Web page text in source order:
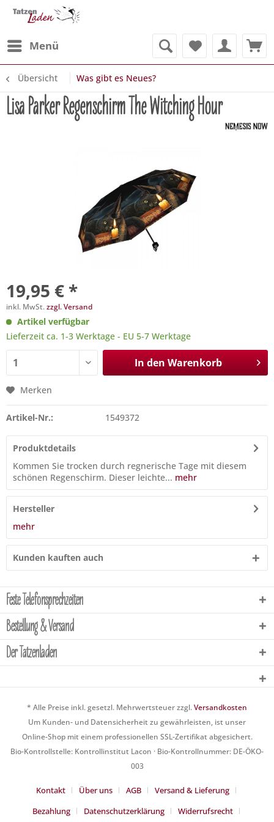
Menü
Übersicht Was gibt es Neues?
Lisa Parker Regenschirm The Witching Hour
19,95 € *
inkl. MwSt.zzgl. Versand
Artikel verfügbar
Lieferzeit ca. 1-3 Werktage - EU 5-7 Werktage
In den Warenkorb
Merken
Artikel-Nr.: 1549372
Produktdetails
Kommen Sie trocken durch regnerische Tage mit diesem
schönen Regenschirm. Dieser leichte... mehr
Hersteller
mehr
Kunden kauften auch
Feste Telefonsprechzeiten
Bestellung & Versand
Der Tatzenladen
* Alle Preise inkl. gesetzl. Mehrwertsteuer zzgl.Versandkosten
Um Kunden- und Datensicherheit zu gewährleisten, ist unser
Online-Shop mit einem professionellen SSL-Zertifikat abgesichert.
Bio-Kontrollstelle: Kontrollinstitut Lacon · Bio-Kontrollnummer: DE-ÖKO-
003
Kontakt Über uns AGB
Versand & Lieferung
Bezahlung
Datenschutzerklärung Widerrufsrecht